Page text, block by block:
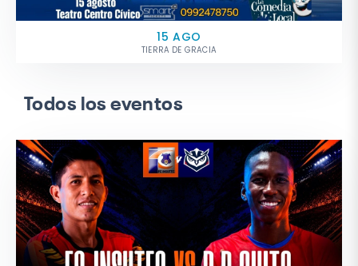
15 AGO
TIERRA DE GRACIA
Todos los eventos